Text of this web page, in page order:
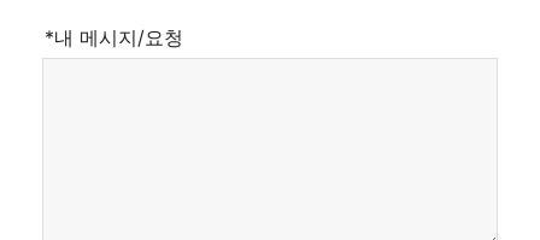
*내 메시지/요청